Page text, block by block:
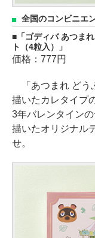
全国のコンビニエ
「ゴディバ あつま
ト（4粒入）」
価格：777円
「あつまれ どう
描いたカレタイプ
3年バレンタイン
描いたオリジナル
せ。